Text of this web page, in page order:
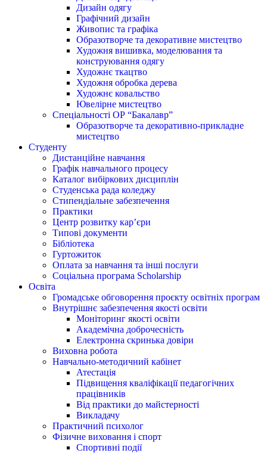
Дизайн одягу
Графічний дизайн
Живопис та графіка
Образотворче та декоративне мистецтво
Художня вишивка, моделювання та
конструювання одягу
Художнє ткацтво
Художня обробка дерева
Художнє ковальство
Ювелірне мистецтво
Спеціальності ОР “Бакалавр”
Образотворче та декоративно-прикладне
мистецтво
Студенту
Дистанційне навчання
Графік навчального процесу
Каталог вибіркових дисциплін
Студенська рада коледжу
Стипендіальне забезпечення
Практики
Центр розвитку кар’єри
Типові документи
Бібліотека
Гуртожиток
Оплата за навчання та інші послуги
Соціальна програма Scholarship
Освіта
Громадське обговорення проєкту освітніх програм
Внутрішнє забезпечення якості освіти
Моніторинг якості освіти
Академічна доброчесність
Електронна скринька довіри
Виховна робота
Навчально-методичний кабінет
Атестація
Підвищення кваліфікації педагогічних
працівників
Від практики до майстерності
Викладачу
Практичний психолог
Фізичне виховання і спорт
Спортивні події